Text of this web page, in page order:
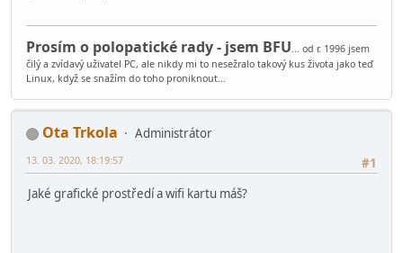
Prosím o polopatické rady - jsem BFU... od r. 1996 jsem
čilý a zvídavý uživatel PC, ale nikdy mi to nesežralo takový kus života jako teď
Linux, když se snažím do toho proniknout...
Ota Trkola
Administrátor
#1
13. 03. 2020, 18:19:57
Jaké grafické prostředí a wifi kartu máš?